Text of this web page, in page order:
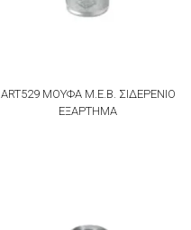
ART529 ΜΟΥΦΑ M.E.B. ΣΙΔΕΡΕΝΙΟ
ΕΞΑΡΤΗΜΑ